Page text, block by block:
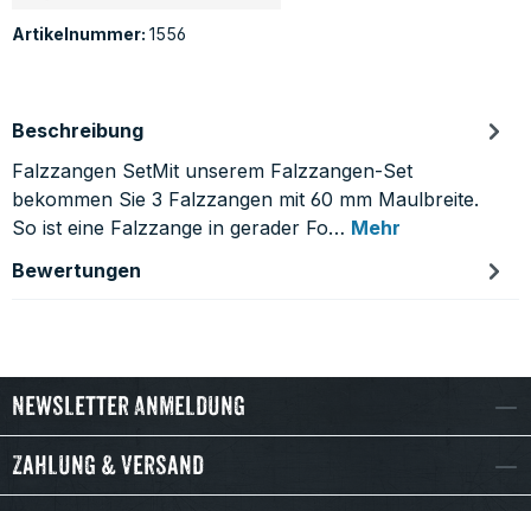
Artikelnummer: 1556
Beschreibung
Falzzangen SetMit unserem Falzzangen-Set
bekommen Sie 3 Falzzangen mit 60 mm Maulbreite.
So ist eine Falzzange in gerader Fo… Mehr
Bewertungen
Newsletter Anmeldung
Zahlung & Versand